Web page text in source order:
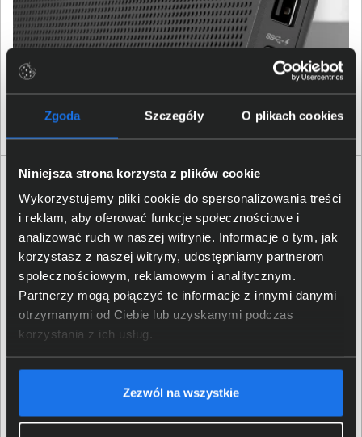
Zgoda Szczegóły O plikach cookies
Niniejsza strona korzysta z plików cookie
Wykorzystujemy pliki cookie do spersonalizowania treści
i reklam, aby oferować funkcje społecznościowe i
analizować ruch w naszej witrynie. Informacje o tym, jak
korzystasz z naszej witryny, udostępniamy partnerom
społecznościowym, reklamowym i analitycznym.
Partnerzy mogą połączyć te informacje z innymi danymi
otrzymanymi od Ciebie lub uzyskanymi podczas
korzystania z ich usług.
Zezwól na wszystkie
Specyfikacja techniczna HP ProOne 440 G9
935Y9EA
Produkt
Producent HP
Rodzina produktu ProOne